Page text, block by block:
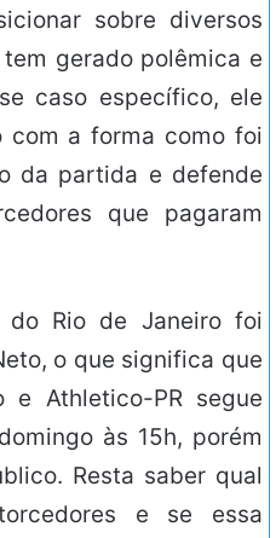
sobre diversos
gerado polêmica e
caso específico, ele
com a forma como foi
da partida e defende
que pagaram
Rio de Janeiro foi
o que significa que
e Athletico-PR segue
às 15h, porém
Resta saber qual
e se essa